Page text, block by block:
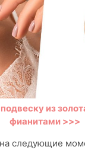
из
фианитами >>>
следующие